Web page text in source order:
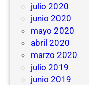
julio 2020
junio 2020
mayo 2020
abril 2020
marzo 2020
julio 2019
junio 2019